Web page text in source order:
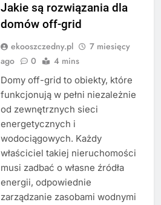
Jakie są rozwiązania dla
domów off-grid
ekooszczedny.pl
7 miesięcy
ago
0 4 mins
Domy off-grid to obiekty, które
funkcjonują w pełni niezależnie
od zewnętrznych sieci
energetycznych i
wodociągowych. Każdy
właściciel takiej nieruchomości
musi zadbać o własne źródła
energii, odpowiednie
zarządzanie zasobami wodnymi